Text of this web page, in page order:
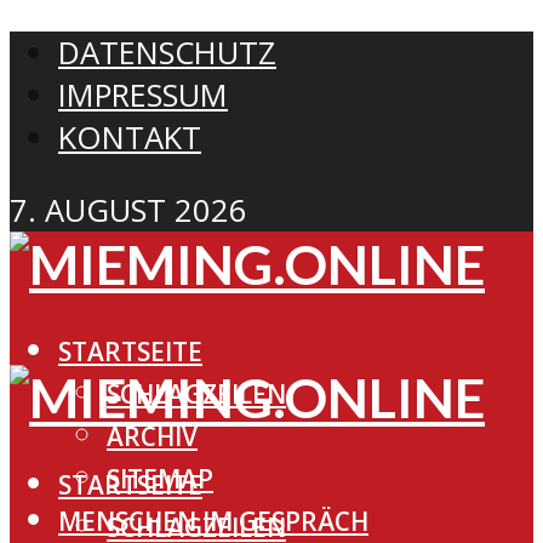
DATENSCHUTZ
IMPRESSUM
KONTAKT
7. AUGUST 2026
STARTSEITE
SCHLAGZEILEN
ARCHIV
SITEMAP
MENSCHEN IM GESPRÄCH
STARTSEITE
SCHLAGZEILEN